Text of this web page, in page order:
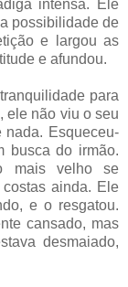
intensa. Ele
possibilidade de
e largou as
e afundou.
para
ele não viu o seu
nada. Esqueceu-
busca do irmão.
mais velho se
ainda. Ele
e o resgatou.
cansado, mas
desmaiado,